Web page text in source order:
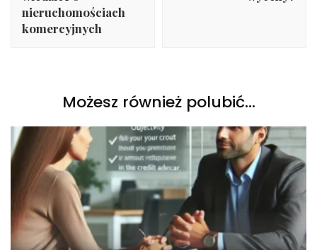
nieruchomościach
komercyjnych
Możesz również polubić…